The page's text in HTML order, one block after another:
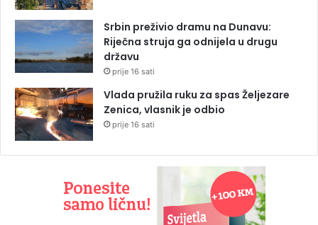
Srbin preživio dramu na Dunavu:
Riječna struja ga odnijela u drugu
državu
prije 16 sati
Vlada pružila ruku za spas Željezare
Zenica, vlasnik je odbio
prije 16 sati